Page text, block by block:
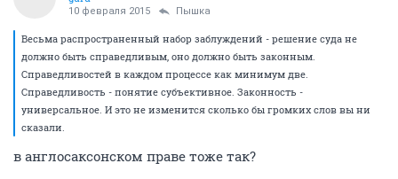
10 февраля 2015 Пышка
Весьма распространенный набор заблуждений - решение суда не
должно быть справедливым, оно должно быть законным.
Справедливостей в каждом процессе как минимум две.
Справедливость - понятие субъективное. Законность -
универсальное. И это не изменится сколько бы громких слов вы ни
сказали.
в англосаксонском праве тоже так?